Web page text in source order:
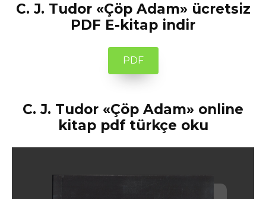
C. J. Tudor «Çöp Adam» ücretsiz
PDF E-kitap indir
PDF
C. J. Tudor «Çöp Adam» online
kitap pdf türkçe oku